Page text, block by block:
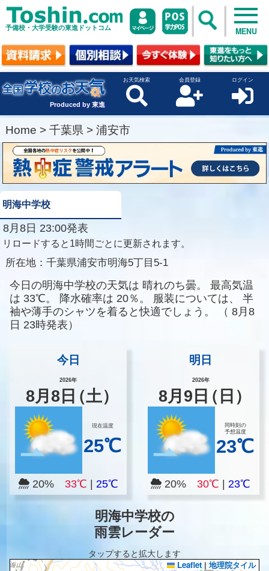
予備校・大学受験の東進ドットコム MENU
Produced by 東進
お天気検索 会員登録 ログイン
Home > 千葉県 > 浦安市
明海中学校
8月8日 23:00発表
リロードすると1時間ごとに更新されます。
所在地： 千葉県浦安市明海5丁目5-1
今日の明海中学校の天気は 晴れのち曇。
最高気温
は 33℃。 降水確率は 20％。 服装については、
半
袖や薄手のシャツを着ると快適でしょう。
（ 8月8
日 23時発表）
今日
2026年
8月8 日（土）
現在温度
25℃
20% 33℃ 25℃
明日
2026年
8月 9 日（日）
同時刻の
予想温度
23℃
20%30℃ |23℃
明海中学校の
雨雲レーダー
タップすると拡大します
Leaflet | 地理院タイル